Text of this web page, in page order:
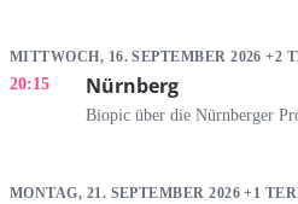
MITTWOCH, 16. SEPTEMBER 2026 +2
20:15 Nürnberg
Biopic über die Nürnberger
MONTAG, 21. SEPTEMBER 2026 +1